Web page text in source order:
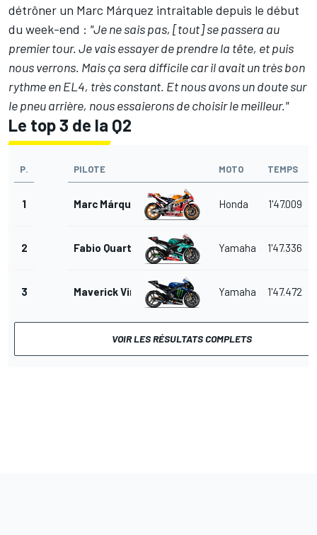
détrôner un Marc Márquez intraitable depuis le début
du week-end : "Je ne sais pas, [tout] se passera au
premier tour. Je vais essayer de prendre la tête, et puis
nous verrons. Mais ça sera difficile car il avait un très bon
rythme en EL4, très constant. Et nous avons un doute sur
le pneu arrière, nous essaierons de choisir le meilleur."
Le top 3 de la Q2
P. PILOTE MOTO TEMPS
1 Marc Márquez Honda 1'47.009
2 Fabio Quartararo Yamaha 1'47.336
3 Maverick Viñales Yamaha 1'47.472
VOIR LES RÉSULTATS COMPLETS